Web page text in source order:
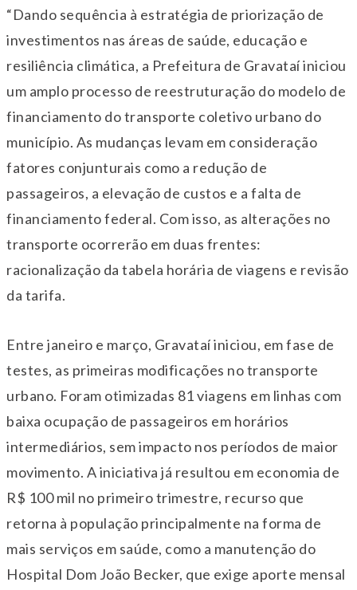
“Dando sequência à estratégia de priorização de
investimentos nas áreas de saúde, educação e
resiliência climática, a Prefeitura de Gravataí iniciou
um amplo processo de reestruturação do modelo de
financiamento do transporte coletivo urbano do
município. As mudanças levam em consideração
fatores conjunturais como a redução de
passageiros, a elevação de custos e a falta de
financiamento federal. Com isso, as alterações no
transporte ocorrerão em duas frentes:
racionalização da tabela horária de viagens e revisão
da tarifa.
Entre janeiro e março, Gravataí iniciou, em fase de
testes, as primeiras modificações no transporte
urbano. Foram otimizadas 81 viagens em linhas com
baixa ocupação de passageiros em horários
intermediários, sem impacto nos períodos de maior
movimento. A iniciativa já resultou em economia de
R$ 100 mil no primeiro trimestre, recurso que
retorna à população principalmente na forma de
mais serviços em saúde, como a manutenção do
Hospital Dom João Becker, que exige aporte mensal